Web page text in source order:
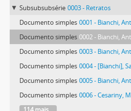
Subsubsubsérie 0003 - Retratos
Documento simples 0001 - Bianchi,
Documento simples 0002 - Bianchi,
Documento simples 0003 - Bianchi,
Documento simples 0004 - [Bianchi],
Documento simples 0005 - Bianchi,
Documento simples 0006 - Cesariny,